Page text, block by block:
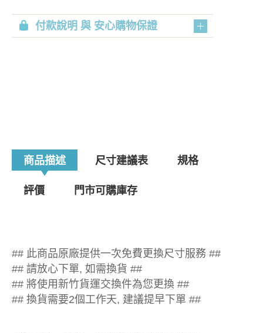
付款說明 與 安心購物保證
商品描述 尺寸建議表 規格
評價 門市可購庫存
## 此商品原廠提供一次免費更換尺寸服務 ##
## 請放心下單, 如需換貨 ##
## 將使用新竹貨運交換件為您更換 ##
## 換貨需要2個工作天, 建議提早下單 ##